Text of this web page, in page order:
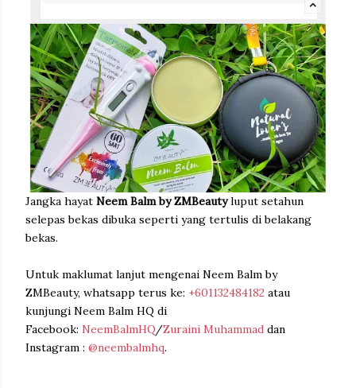
Jangka hayat Neem Balm by ZMBeautyluput setahun
selepas bekas dibuka seperti yang tertulis di belakang
bekas.
Untuk maklumat lanjut mengenai Neem Balm by
ZMBeauty, whatsapp terus ke: +601132484182 atau
kunjungi Neem Balm HQ di
Facebook: NeemBalmHQ/Zuraini Muhammad dan
Instagram : @neembalmhq.